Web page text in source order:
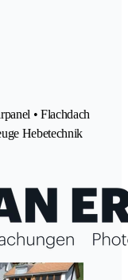
• Flachdach
Hebetechnik